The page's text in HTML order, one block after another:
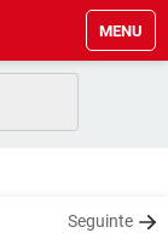
MENU
Seguinte